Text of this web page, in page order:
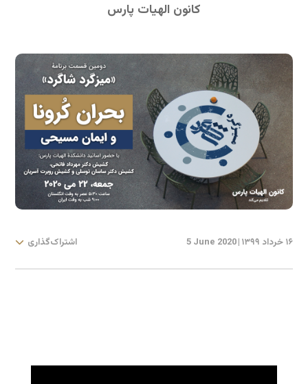
کانون الهیات پارس
اشتراک‌گذاری ۱۶ خرداد ۱۳۹۹ |
5 June 2020